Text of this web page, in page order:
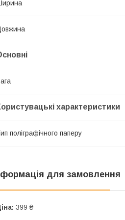
характеристики
поліграфічного паперу
для замовлення
399 ₴